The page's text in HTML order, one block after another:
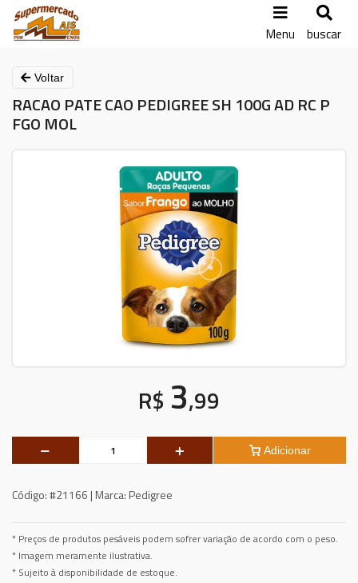
Menu buscar
Voltar
RACAO PATE CAO PEDIGREE SH 100G AD RC P
FGO MOL
R$ 3,99
Adicionar
Código:#21166 | Marca: Pedigree
* Preços de produtos pesáveis podem sofrer variação de acordo com o peso.
* Imagem meramente ilustrativa.
* Sujeito à disponibilidade de estoque.